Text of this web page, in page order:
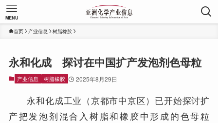
MENU
首页 产业信息 树脂橡胶
永和化成 探讨在中国扩产发泡剂色母粒
产业信息 树脂橡胶 2025年8月29日
永和化成工业（京都市中京区）已开始探讨扩
产把发泡剂混合入树脂和橡胶中形成的色母粒